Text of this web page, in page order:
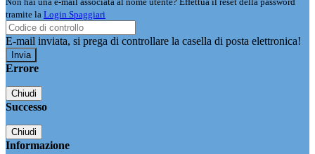
tramite la Login Spaggiari
E-mail inviata, si prega di controllare la casella di posta elettronica!
Errore
Chiudi
Successo
Chiudi
Informazione